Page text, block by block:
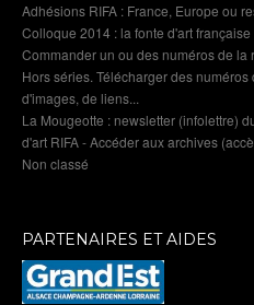
Adhésions RIFA : France, Europe ou
Colloque 2014 : la fonte d'art
Commander un ou des numéros de la
Hors séries. Télécharger des
d'images, de liens...
La Mougeotte : newsletter (infolettre)
d'art RIFA - Accéder aux archives
Non classé
PARTENAIRES ET AIDES